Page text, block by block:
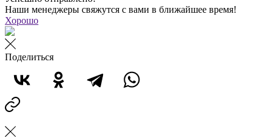
Наши менеджеры свяжутся с вами в ближайшее время!
Хорошо
Поделиться